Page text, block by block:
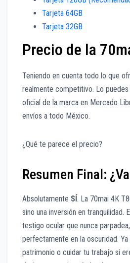
Tarjeta 64GB
Tarjeta 32GB
Precio de la
Teniendo en cuenta todo lo que
realmente competitivo. Lo
oficial de la marca en Mercado
envíos a todo México.
¿Qué te parece el precio?
Resumen Final:
Absolutamente SÍ . La 70mai 4K
sino una inversión en tranquilidad.
testigo ocular que nunca
perfectamente en la oscuridad.
patrimonio o cuidar tu trabajo si